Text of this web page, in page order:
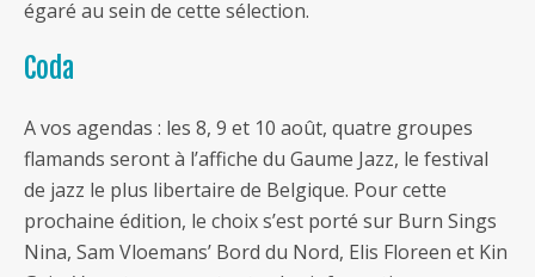
égaré au sein de cette sélection.
Coda
A vos agendas : les 8, 9 et 10 août, quatre groupes
flamands seront à l’affiche du Gaume Jazz, le festival
de jazz le plus libertaire de Belgique. Pour cette
prochaine édition, le choix s’est porté sur Burn Sings
Nina, Sam Vloemans’ Bord du Nord, Elis Floreen et Kin